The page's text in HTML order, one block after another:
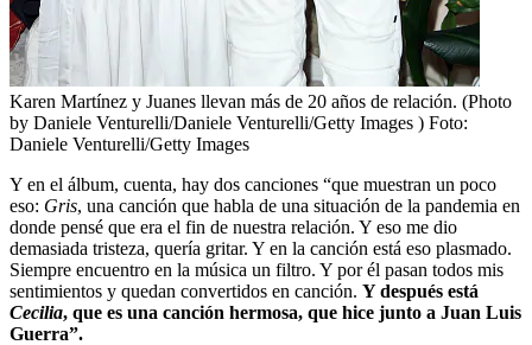
Karen Martínez y Juanes llevan más de 20 años de relación. (Photo
by Daniele Venturelli/Daniele Venturelli/Getty Images ) Foto:
Daniele Venturelli/Getty Images
Y en el álbum, cuenta, hay dos canciones “que muestran un poco
eso: Gris, una canción que habla de una situación de la pandemia en
donde pensé que era el fin de nuestra relación. Y eso me dio
demasiada tristeza, quería gritar. Y en la canción está eso plasmado.
Siempre encuentro en la música un filtro. Y por él pasan todos mis
sentimientos y quedan convertidos en canción. Y después está
Cecilia, que es una canción hermosa, que hice junto a Juan Luis
Guerra”.